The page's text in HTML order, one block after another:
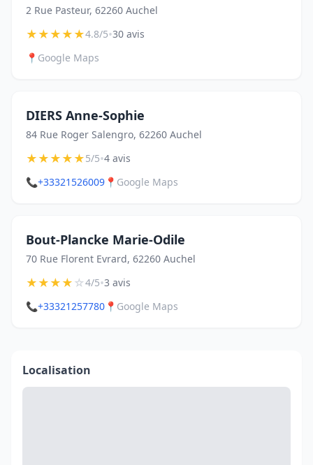
2 Rue Pasteur, 62260 Auchel
★★★★★4.8/5•30 avis
📍 Google Maps
DIERS Anne-Sophie
84 Rue Roger Salengro, 62260 Auchel
★★★★★5/5•4 avis
📞+33321526009 📍 Google Maps
Bout-Plancke Marie-Odile
70 Rue Florent Evrard, 62260 Auchel
★★★★☆4/5•3 avis
📞+33321257780 📍 Google Maps
Localisation